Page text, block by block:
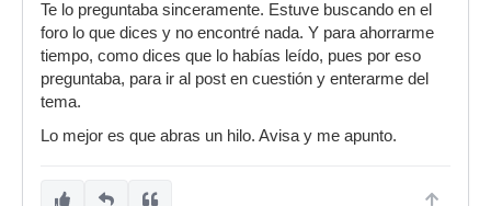
Te lo preguntaba sinceramente. Estuve buscando en el
foro lo que dices y no encontré nada. Y para ahorrarme
tiempo, como dices que lo habías leído, pues por eso
preguntaba, para ir al post en cuestión y enterarme del
tema.
Lo mejor es que abras un hilo. Avisa y me apunto.